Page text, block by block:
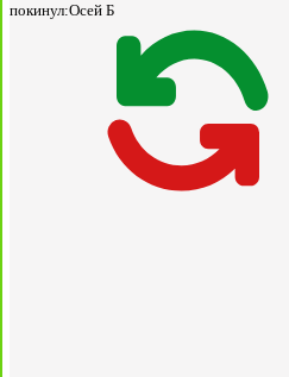
покинул:Осей Б